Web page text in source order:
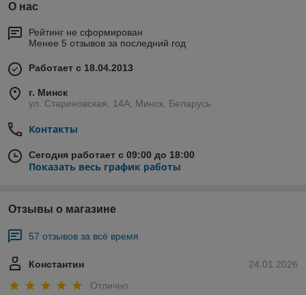
О нас
Рейтинг не сформирован
Менее 5 отзывов за последний год
Работает с 18.04.2013
г. Минск
ул. Стариновская, 14А, Минск, Беларусь
Контакты
Сегодня работает с 09:00 до 18:00
Показать весь график работы
Отзывы о магазине
57 отзывов за всё время
24.01.2026
Константин
Отлично